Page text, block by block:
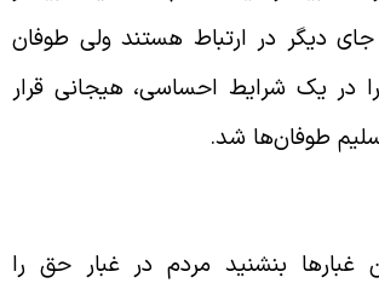
دیگر در ارتباط هستند ولی طوفان
در یک شرایط احساسی، هیجانی قرار
طوفان‌ها شد.
بنشنید مردم در غبار حق را